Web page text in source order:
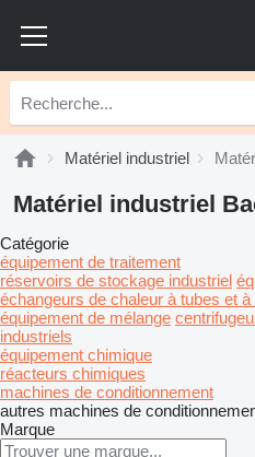
Matériel industriel
Matériel industriel
Catégorie
équipement de traitement
réservoirs de stockage industriel
échangeurs de chaleur à tubes et à
équipement de mélange
industriels
équipement chimique
réacteurs chimiques
machines de conditionnement
autres machines de
Marque